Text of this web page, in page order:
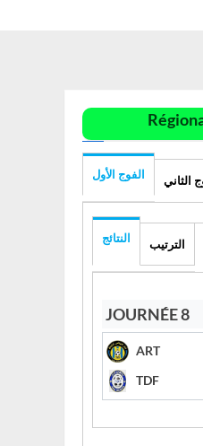
Lorem ipsum
الفوج الأول الثاني
النتائج الترتيب
JOURNÉE 8
ART
TDF